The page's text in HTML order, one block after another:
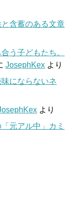
と含蓄のある文章
う子どもたち。
JosephKex より
にならないネ
より
元アル中」カミ